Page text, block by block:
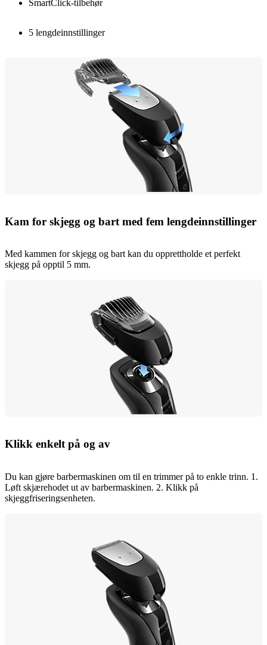
SmartClick-tilbehør
5 lengdeinnstillinger
Kam for skjegg og bart med fem lengdeinnstillinger
Med kammen for skjegg og bart kan du opprettholde et perfekt
skjegg på opptil 5 mm.
Klikk enkelt på og av
Du kan gjøre barbermaskinen om til en trimmer på to enkle trinn. 1.
Løft skjærehodet ut av barbermaskinen. 2. Klikk på
skjeggfriseringsenheten.